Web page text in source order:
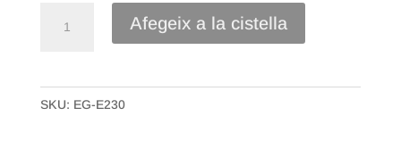
Adhesiva
"Desitjo
Afegeix a la cistella
SKU: EG-E230